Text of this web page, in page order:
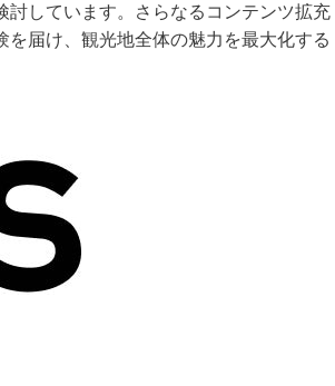
しています。さらなるコンテンツ拡充
届け、観光地全体の魅力を最大化する